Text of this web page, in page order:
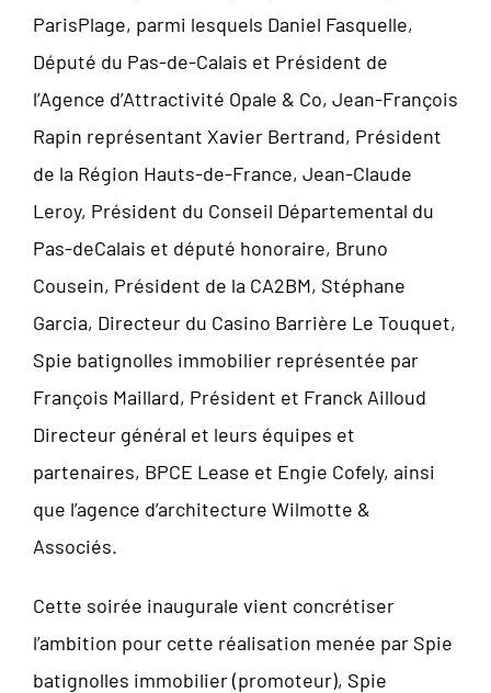
ParisPlage, parmi lesquels Daniel Fasquelle,
Député du Pas-de-Calais et Président de
l’Agence d’Attractivité Opale & Co, Jean-François
Rapin représentant Xavier Bertrand, Président
de la Région Hauts-de-France, Jean-Claude
Leroy, Président du Conseil Départemental du
Pas-deCalais et député honoraire, Bruno
Cousein, Président de la CA2BM, Stéphane
Garcia, Directeur du Casino Barrière Le Touquet,
Spie batignolles immobilier représentée par
François Maillard, Président et Franck Ailloud
Directeur général et leurs équipes et
partenaires, BPCE Lease et Engie Cofely, ainsi
que l’agence d’architecture Wilmotte &
Associés.
Cette soirée inaugurale vient concrétiser
l’ambition pour cette réalisation menée par Spie
batignolles immobilier (promoteur), Spie